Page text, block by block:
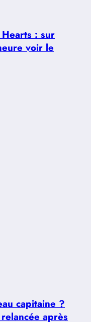
: sur
voir le
capitaine ?
après